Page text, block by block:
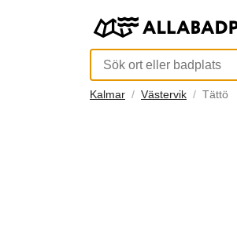
Kalmar Västervik Tättö